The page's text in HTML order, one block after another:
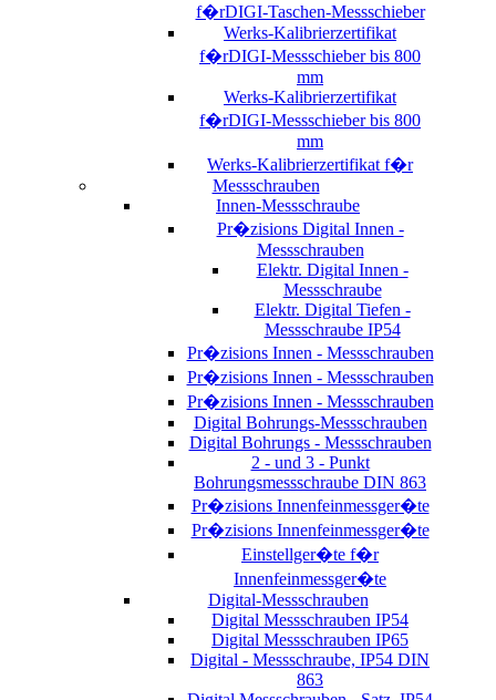
f�rDIGI-Taschen-Messschieber
Werks-Kalibrierzertifikat
f�rDIGI-Messschieber bis 800
mm
Werks-Kalibrierzertifikat
f�rDIGI-Messschieber bis 800
mm
Werks-Kalibrierzertifikat f�r
Messschrauben
Innen-Messschraube
Pr�zisions Digital Innen -
Messschrauben
Elektr. Digital Innen -
Messschraube
Elektr. Digital Tiefen -
Messschraube IP54
Pr�zisions Innen - Messschrauben
Pr�zisions Innen - Messschrauben
Pr�zisions Innen - Messschrauben
Digital Bohrungs-Messschrauben
Digital Bohrungs - Messschrauben
2 - und 3 - Punkt
Bohrungsmessschraube DIN 863
Pr�zisions Innenfeinmessger�te
Pr�zisions Innenfeinmessger�te
Einstellger�te f�r
Innenfeinmessger�te
Digital-Messschrauben
Digital Messschrauben IP54
Digital Messschrauben IP65
Digital - Messschraube, IP54 DIN
863